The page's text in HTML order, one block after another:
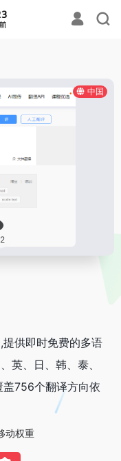
中国
供即时免费的多语
英、日、韩、泰、
756个翻译方向依